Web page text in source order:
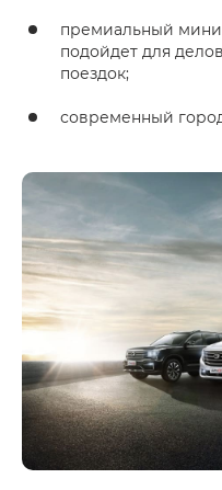
премиальный
подойдет для
поездок;
современный